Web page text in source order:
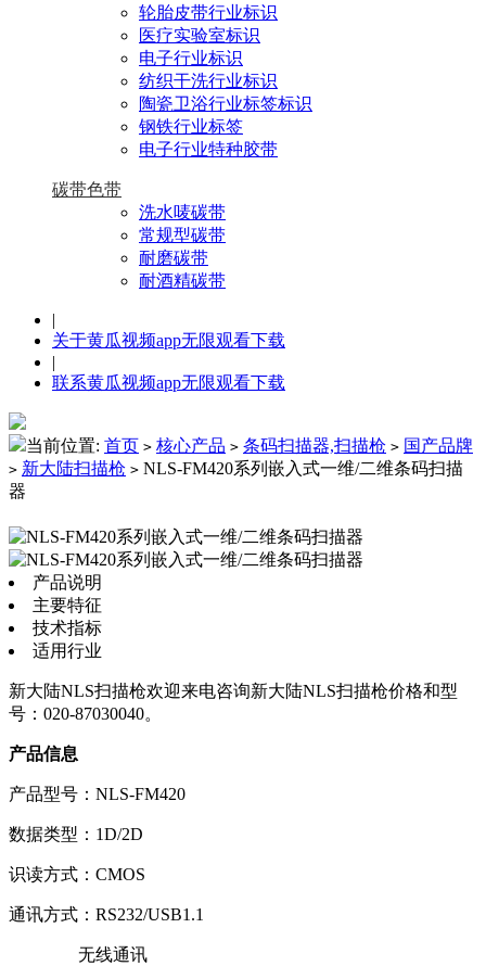
轮胎皮带行业标识
医疗实验室标识
电子行业标识
纺织干洗行业标识
陶瓷卫浴行业标签标识
钢铁行业标签
电子行业特种胶带
碳带色带
洗水唛碳带
常规型碳带
耐磨碳带
耐酒精碳带
|
关于黄瓜视频app无限观看下载
|
联系黄瓜视频app无限观看下载
当前位置: 首页 > 核心产品 > 条码扫描器,扫描枪 > 国产品牌
> 新大陆扫描枪 > NLS-FM420系列嵌入式一维/二维条码扫描
器
产品说明
主要特征
技术指标
适用行业
新大陆NLS扫描枪欢迎来电咨询新大陆NLS扫描枪价格和型
号：020-87030040。
产品信息
产品型号：NLS-FM420
数据类型：1D/2D
识读方式：CMOS
通讯方式：RS232/USB1.1
无线通讯